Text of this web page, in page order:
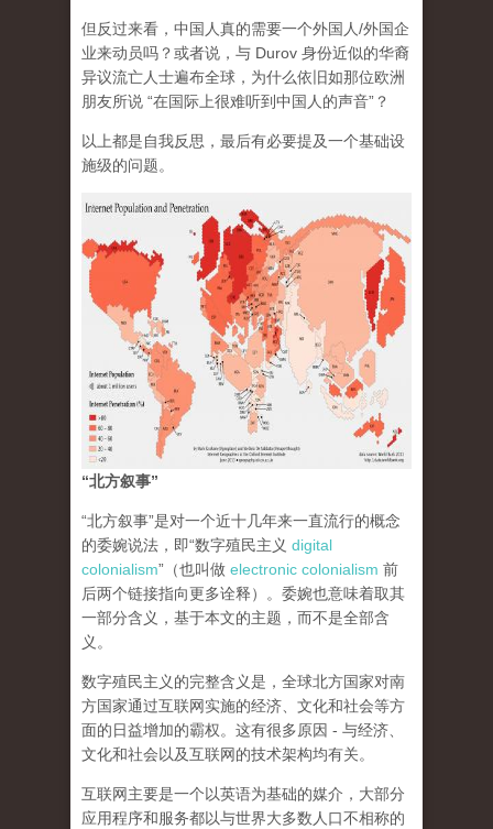
但反过来看，中国人真的需要一个外国人/外国企
业来动员吗？或者说，与 Durov 身份近似的华裔
异议流亡人士遍布全球，为什么依旧如那位欧洲
朋友所说 “在国际上很难听到中国人的声音”？
以上都是自我反思，最后有必要提及一个基础设
施级的问题。
“北方叙事”
“北方叙事”是对一个近十几年来一直流行的概念
的委婉说法，即“数字殖民主义 digital
colonialism”（也叫做 electronic colonialism 前
后两个链接指向更多诠释）。委婉也意味着取其
一部分含义，基于本文的主题，而不是全部含
义。
数字殖民主义的完整含义是，全球北方国家对南
方国家通过互联网实施的经济、文化和社会等方
面的日益增加的霸权。这有很多原因 - 与经济、
文化和社会以及互联网的技术架构均有关。
互联网主要是一个以英语为基础的媒介，大部分
应用程序和服务都以与世界大多数人口不相称的